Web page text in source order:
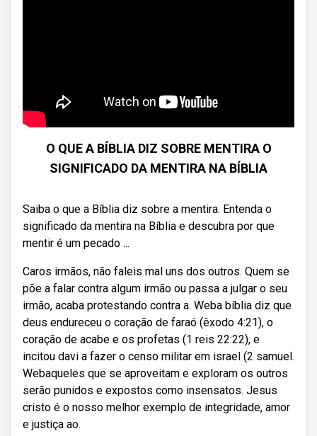
O QUE A BÍBLIA DIZ SOBRE MENTIRA O
SIGNIFICADO DA MENTIRA NA BÍBLIA
Saiba o que a Bíblia diz sobre a mentira. Entenda o
significado da mentira na Bíblia e descubra por que
mentir é um pecado ...
Caros irmãos, não faleis mal uns dos outros. Quem se
põe a falar contra algum irmão ou passa a julgar o seu
irmão, acaba protestando contra a. Weba bíblia diz que
deus endureceu o coração de faraó (êxodo 4:21), o
coração de acabe e os profetas (1 reis 22:22), e
incitou davi a fazer o censo militar em israel (2 samuel.
Webaqueles que se aproveitam e exploram os outros
serão punidos e expostos como insensatos. Jesus
cristo é o nosso melhor exemplo de integridade, amor
e justiça ao.